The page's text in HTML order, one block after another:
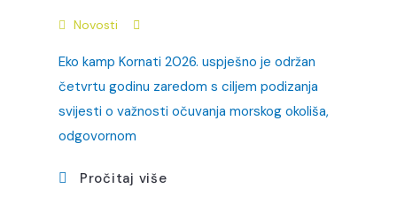
Novosti
Eko kamp Kornati 2026. uspješno je održan
četvrtu godinu zaredom s ciljem podizanja
svijesti o važnosti očuvanja morskog okoliša,
odgovornom
Pročitaj više